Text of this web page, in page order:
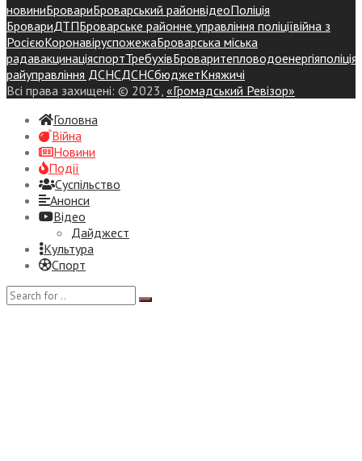
новиниБровариБроварський районвідеоПоліція
БровариДТПБроварське районне управління поліціївійна з
РосієюКоронавіруспожежаБроварська міська
радавакцинаціяспортТребухівБроваритепловодоенергіяполіція
райуправління ДСНСДСНСбюджетКняжичі
Всі права захищені: © 2023, «Громадський Ревізор»
Головна
Війна
Новини
Події
Суспiльство
Анонси
Відео
Дайджест
Культура
Спорт